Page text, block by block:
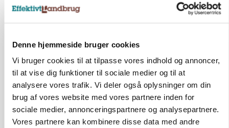
Denne hjemmeside bruger cookies
Vi bruger cookies til at tilpasse vores indhold og annoncer,
til at vise dig funktioner til sociale medier og til at
analysere vores trafik. Vi deler også oplysninger om din
brug af vores website med vores partnere inden for
sociale medier, annonceringspartnere og analysepartnere.
Vores partnere kan kombinere disse data med andre
notering en katastrofe